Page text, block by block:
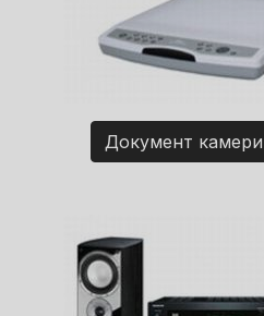
Документ камери